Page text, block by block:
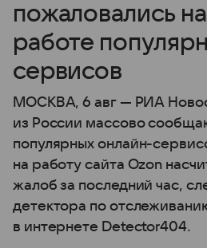
пожаловались
работе
сервисов
МОСКВА, 6 авг — РИА
из России массово
популярных онлайн-
на работу сайта Ozon
жалоб за последний час,
детектора по
в интернете Detector404.